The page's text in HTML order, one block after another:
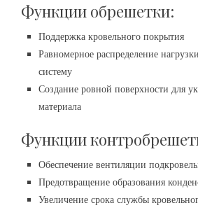
Функции обрешетки:
Поддержка кровельного покрытия
Равномерное распределение
систему
Создание ровной поверхности для
материала
Функции
Обеспечение вентиляции
Предотвращение образования
Увеличение срока службы